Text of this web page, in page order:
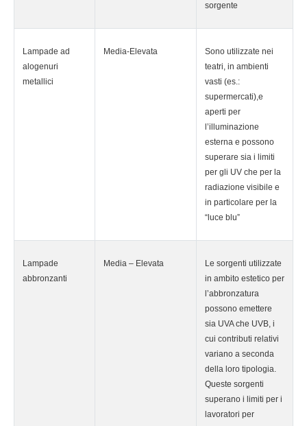
sorgente
Lampade ad
alogenuri
metallici
Media-Elevata
Sono utilizzate nei
teatri, in ambienti
vasti (es.:
supermercati),e
aperti per
l’illuminazione
esterna e possono
superare sia i limiti
per gli UV che per la
radiazione visibile e
in particolare per la
“luce blu”
Lampade
abbronzanti
Media – Elevata
Le sorgenti utilizzate
in ambito estetico per
l’abbronzatura
possono emettere
sia UVA che UVB, i
cui contributi relativi
variano a seconda
della loro tipologia.
Queste sorgenti
superano i limiti per i
lavoratori per